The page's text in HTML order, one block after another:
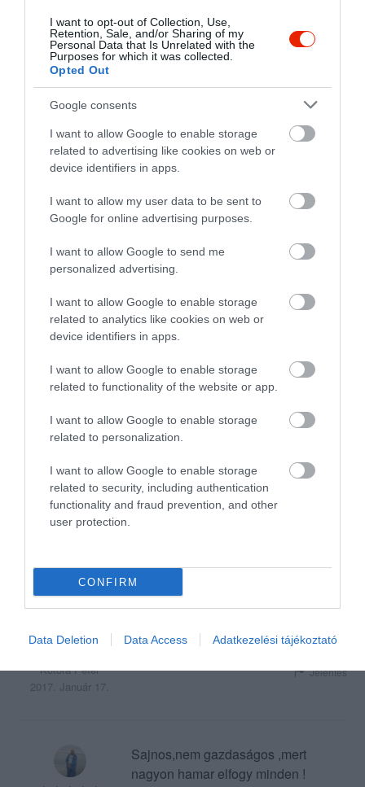
I want to opt-out of Collection, Use,
Retention, Sale, and/or Sharing of my
Personal Data that Is Unrelated with the
Purposes for which it was collected.
Opted Out
Google consents
I want to allow Google to enable storage
related to advertising like cookies on web or
device identifiers in apps.
I want to allow my user data to be sent to
Google for online advertising purposes.
I want to allow Google to send me
personalized advertising.
I want to allow Google to enable storage
related to analytics like cookies on web or
device identifiers in apps.
I want to allow Google to enable storage
related to functionality of the website or app.
I want to allow Google to enable storage
related to personalization.
I want to allow Google to enable storage
related to security, including authentication
functionality and fraud prevention, and other
user protection.
CONFIRM
Data Deletion Data Access Adatkezelési tájékoztató
Károly Erberling
2019. December 12.
sütik is kaphatók!
Anita Kovács
2019. Április 26.
Köszönjük szépen a gyönyörű
és fantasztikusan finom
tortákat.
Mindenkinek csak ajánlani
tudom!
Sima András
2017. Április 14.
Sok cukrászdában jártam
már,de itt minden más, nem
agyon cukrozott és mindég
friss terméket árulnak.Az
ízekről nem is beszélve
elégedve mind a termékkel,és
a kiszolgálással.Családias,és
jellemző .Csak is ajánlani
tudom mindenkinek még az
Kotora Péter
2017. Január 17.
Brtutál finom, friss ízek nem
nagyon kedvesek!
Jelentés
Sajnos,nem gazdaságos ,mert
nagyon hamar elfogy minden !